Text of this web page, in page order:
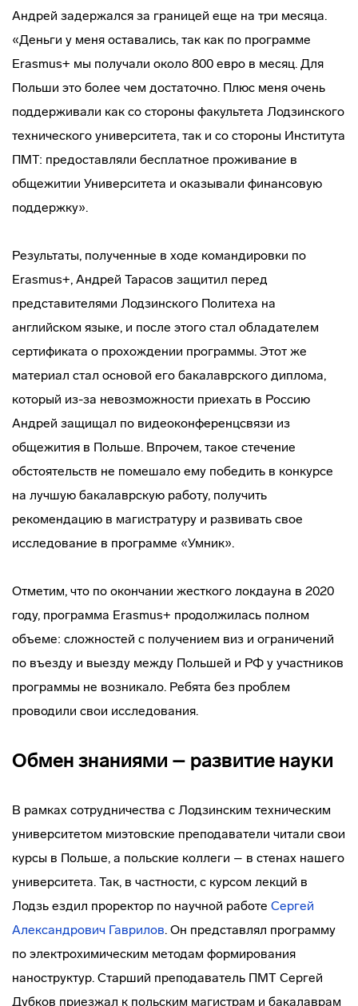
Андрей задержался за границей еще на три месяца.
«Деньги у меня оставались, так как по программе
Erasmus+ мы получали около 800 евро в месяц. Для
Польши это более чем достаточно. Плюс меня очень
поддерживали как со стороны факультета Лодзинского
технического университета, так и со стороны Института
ПМТ: предоставляли бесплатное проживание в
общежитии Университета и оказывали финансовую
поддержку».
Результаты, полученные в ходе командировки по
Erasmus+, Андрей Тарасов защитил перед
представителями Лодзинского Политеха на
английском языке, и после этого стал обладателем
сертификата о прохождении программы. Этот же
материал стал основой его бакалаврского диплома,
который из-за невозможности приехать в Россию
Андрей защищал по видеоконференцсвязи из
общежития в Польше. Впрочем, такое стечение
обстоятельств не помешало ему победить в конкурсе
на лучшую бакалаврскую работу, получить
рекомендацию в магистратуру и развивать свое
исследование в программе «Умник».
Отметим, что по окончании жесткого локдауна в 2020
году, программа Erasmus+ продолжилась полном
объеме: сложностей с получением виз и ограничений
по въезду и выезду между Польшей и РФ у участников
программы не возникало. Ребята без проблем
проводили свои исследования.
Обмен знаниями – развитие науки
В рамках сотрудничества с Лодзинским техническим
университетом миэтовские преподаватели читали свои
курсы в Польше, а польские коллеги – в стенах нашего
университета. Так, в частности, с курсом лекций в
Лодзь ездил проректор по научной работе Сергей
Александрович Гаврилов. Он представлял программу
по электрохимическим методам формирования
наноструктур. Старший преподаватель ПМТ Сергей
Дубков приезжал к польским магистрам и бакалаврам